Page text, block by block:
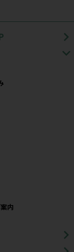
内